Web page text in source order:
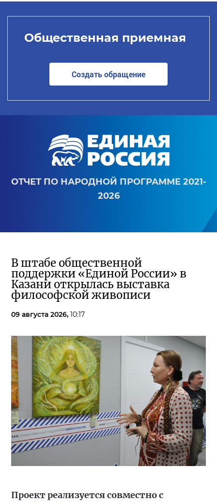
Общественная приемная
Создать обращение
ОТЧЕТ ПО НАРОДНОЙ ПРОГРАММЕ 2021-
2026
В штабе общественной
поддержки «Единой России» в
Казани открылась выставка
философской живописи
09 августа 2026, 10:17
Проект реализуется совместно с